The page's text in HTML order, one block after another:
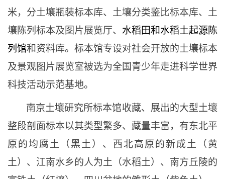
米，分土壤瓶装标本库、土壤分类鉴比标本库、土
壤陈列标本及图片展览厅、 水稻田和水稻土起源陈
列馆和资料库。标本馆专设对社会开放的土壤标本
及景观图片展览室被选为全国青少年走进科学世界
科技活动示范基地。
南京土壤研究所标本馆收藏、展出的大型土壤
整段剖面标本以其类型繁多、藏量丰富，有东北平
原的均腐土（黑土）、西北高原的新成土（黄
土）、江南水乡的人为土（水稻土）、南方丘陵的